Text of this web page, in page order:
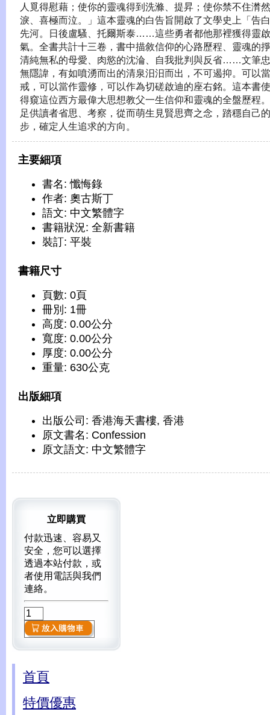
人覓得慰藉；使你的靈魂得到洗滌、提昇；使你禁不住潸
淚、喜極而泣。」這本靈魂的白告旨開啟了文學史上「告
先河。日後盧騷、托爾斯泰……這些勇者都他那裡獲得靈
氣。全書共計十三卷，書中描敘信仰的心路歷程、靈魂的
清純無私的母愛、肉慾的沈淪、自我批判與反省……文筆
無隱諱，有如噴湧而出的清泉汨汨而出，不可遏抑。可以
戒，可以當作靈修，可以作為切磋啟迪的座右銘。這本書
得窺這位西方最偉大思想教父一生信仰和靈魂的全盤歷程
足供讀者省思、考察，從而萌生見賢思齊之念，踏穩自己
步，確定人生追求的方向。
主要細項
書名: 懺悔錄
作者: 奧古斯丁
語文: 中文繁體字
書籍狀況: 全新書籍
裝訂: 平裝
書籍尺寸
頁數: 0頁
冊別: 1冊
高度: 0.00公分
寬度: 0.00公分
厚度: 0.00公分
重量: 630公克
出版細項
出版公司: 香港海天書樓, 香港
原文書名: Confession
原文語文: 中文繁體字
立即購買
付款迅速、容易又
安全，您可以選擇
透過本站付款，或
者使用電話與我們
連絡。
首頁
特價優惠